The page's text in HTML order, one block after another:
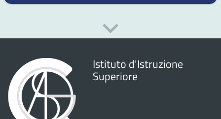
Istituto d'Istruzione
Superiore